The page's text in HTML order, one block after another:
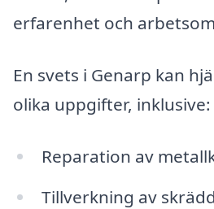
erfarenhet och
En svets i Genarp kan
olika uppgifter, inklusive:
Reparation av
Tillverkning av